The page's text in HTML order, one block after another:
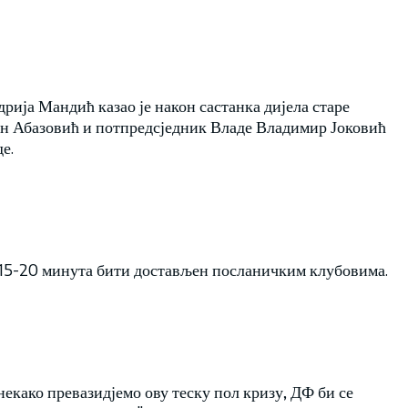
Мандић казао је након састанка дијела старе
Абазовић и потпредсједник Владе Владимир Јоковић
15-20 минута бити достављен посланичким клубовима.
превазидјемо ову теску пол кризу, ДФ би се